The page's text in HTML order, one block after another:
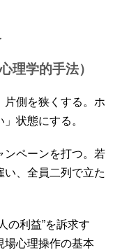
理学的手法）
片側を狭くする。ホ
状態にする。
ンペーンを打つ。若
い、全員二列で立た
の利益”を訴求す
場心理操作の基本